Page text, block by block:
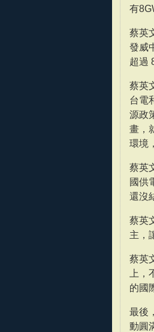
有
蔡英
發威
超過
蔡英
台電
源政
畫，
環境
蔡英
國供
還沒
蔡英
主，
蔡英
上
的國
最後
動圓